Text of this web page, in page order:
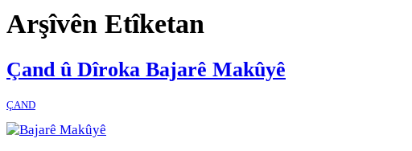
Arşîvên Etîketan
Çand û Dîroka Bajarê Makûyê
ÇAND